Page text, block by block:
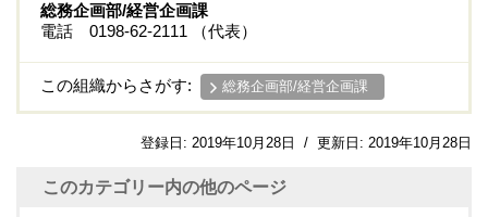
総務企画部/経営企画課
電話 0198-62-2111 （代表）
この組織からさがす: 総務企画部/経営企画課
登録日: 2019年10月28日 / 更新日: 2019年10月28日
このカテゴリー内の他のページ